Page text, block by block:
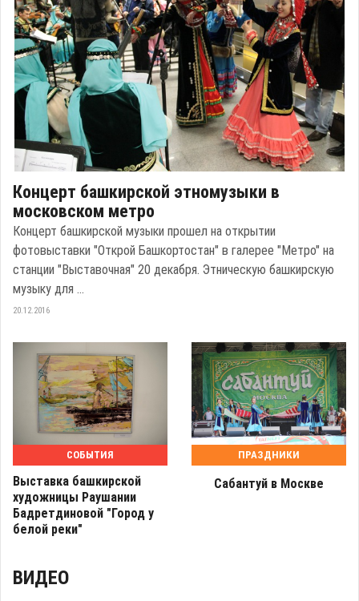
Концерт башкирской этномузыки в
московском метро
Концерт башкирской музыки прошел на открытии
фотовыставки "Открой Башкортостан" в галерее "Метро" на
станции "Выставочная" 20 декабря. Этническую башкирскую
музыку для ...
20.12.2016
СОБЫТИЯ
Выставка башкирской
художницы Раушании
Бадретдиновой "Город у
белой реки"
ПРАЗДНИКИ
Сабантуй в Москве
ВИДЕО